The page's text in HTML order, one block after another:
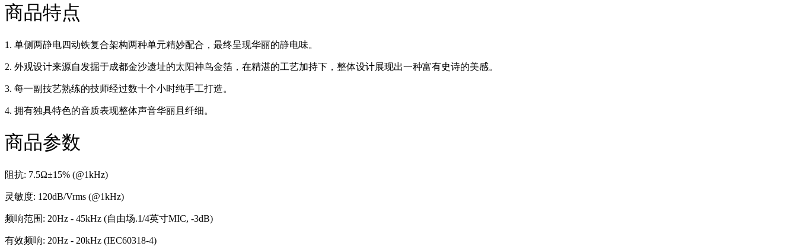
商品特点
1. 单侧两静电四动铁复合架构两种单元精妙配合，最终呈现华丽的静电味。
2. 外观设计来源自发掘于成都金沙遗址的太阳神鸟金箔，在精湛的工艺加持下，整体设计展现出一种富有史诗的美感。
3. 每一副技艺熟练的技师经过数十个小时纯手工打造。
4. 拥有独具特色的音质表现整体声音华丽且纤细。
商品参数
阻抗: 7.5Ω±15% (@1kHz)
灵敏度: 120dB/Vrms (@1kHz)
频响范围: 20Hz - 45kHz (自由场.1/4英寸MIC, -3dB)
有效频响: 20Hz - 20kHz (IEC60318-4)